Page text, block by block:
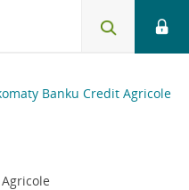
Banku Credit Agricole